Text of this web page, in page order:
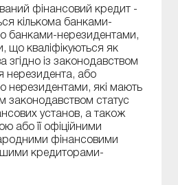
фінансовий кредит -
кількома банками-
банками-нерезидентами,
що кваліфікуються як
згідно із законодавством
нерезидента, або
нерезидентами, які мають
законодавством статус
установ, а також
або її офіційними
фінансовими
кредиторами-